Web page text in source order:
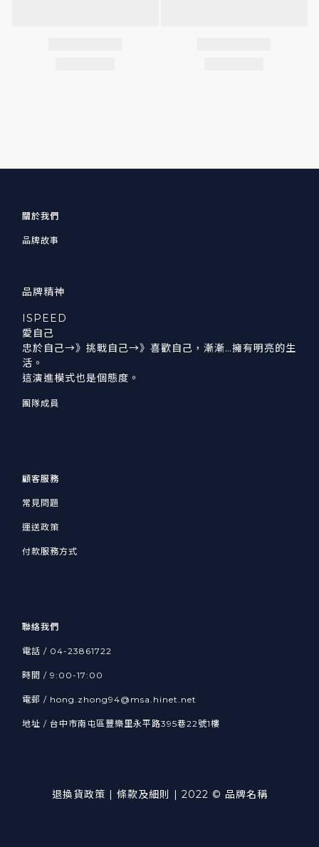
關於我們
品牌故事
品牌精神
ISPEED
愛自己
忠於自己→》挑戰自己→》喜歡自己，漸漸…擁有明亮的生
活。
這演進模式也是個態度。
團隊成員
顧客服務
常見問題
運送政策
付款服務方式
聯絡我們
電話 / 04-23861722
時間 / 9:00-17:00
電郵 / hong.zhong94@msa.hinet.net
地址 / 台中市南屯區豐樂里永平路395巷22號1樓
退換貨政策 | 條款及細則 | 2022 © 品牌名稱